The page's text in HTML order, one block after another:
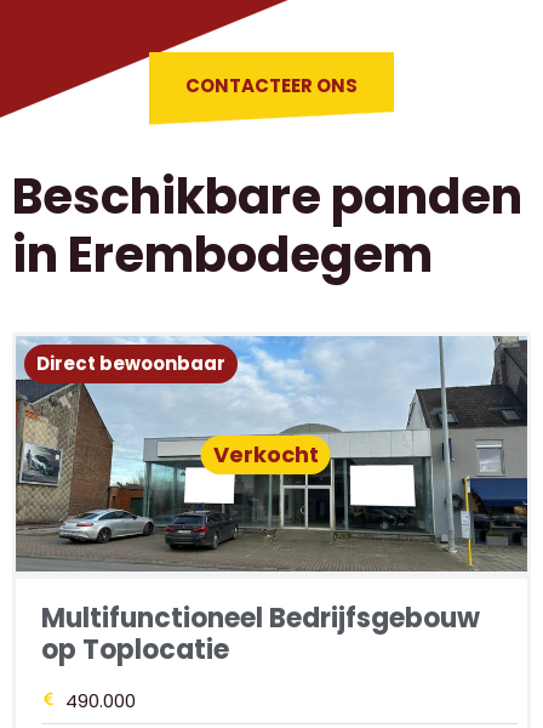
CONTACTEER ONS
Beschikbare panden
in Erembodegem
Direct bewoonbaar
Verkocht
Multifunctioneel Bedrijfsgebouw
op Toplocatie
490.000